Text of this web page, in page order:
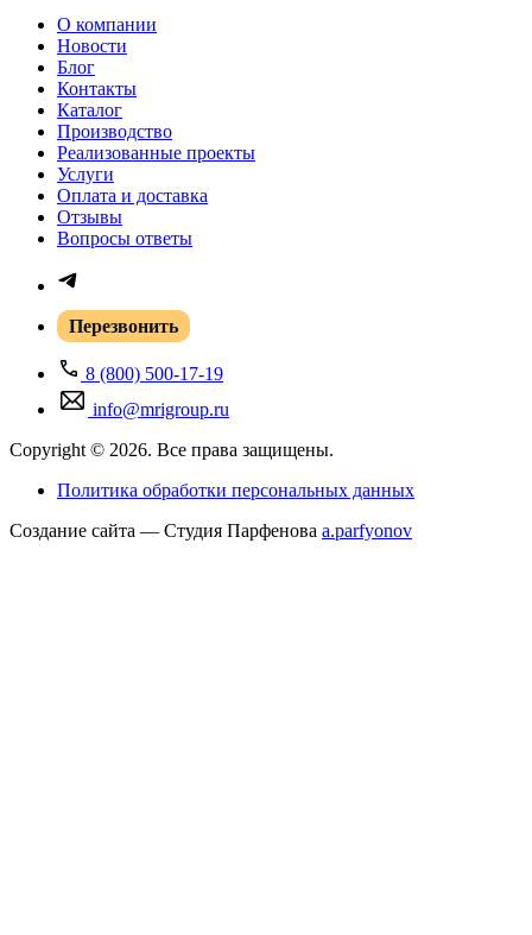
О компании
Новости
Блог
Контакты
Каталог
Производство
Реализованные проекты
Услуги
Оплата и доставка
Отзывы
Вопросы ответы
Перезвонить
8 (800) 500-17-19
info@mrigroup.ru
Copyright © 2026. Все права защищены.
Политика обработки персональных данных
Создание сайта — Студия Парфенова a.parfyonov